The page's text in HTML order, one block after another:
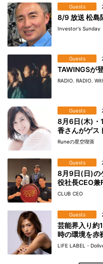
Guests
8/9 放送 松島
Investor's Sunday
Guests
TAWINGSが
RADIO. RADIO.
Guests
8月6日(木)・
香さんがゲス
Runeの星空喫茶
Guests
8月9日(日)の
役社長CEO
CLUB CEO
Guests
芸能界入り約
時の環境を赤
LIFE LABEL・